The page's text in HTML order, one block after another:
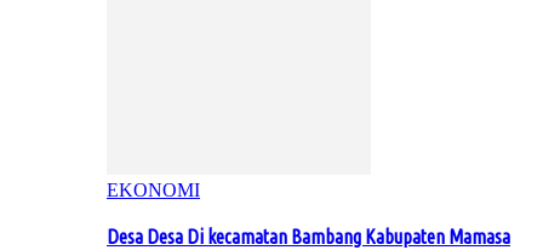
EKONOMI
Desa Desa Di kecamatan Bambang Kabupaten Mamasa